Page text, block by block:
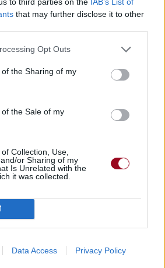
that may further disclose it to other
Opt Outs
the Sharing of my
the Sale of my
Collection, Use,
or Sharing of my
Is Unrelated with the
it was collected.
Data Access Privacy Policy